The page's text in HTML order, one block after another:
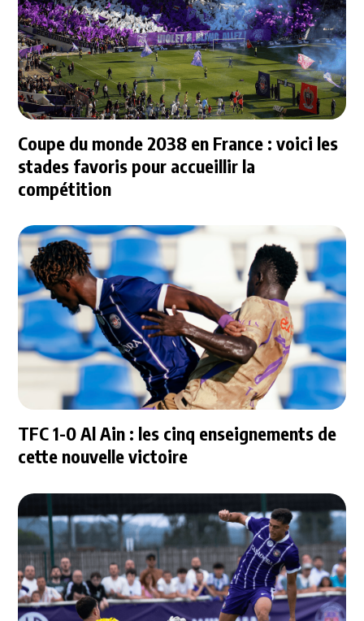
Coupe du monde 2038 en France : voici les
stades favoris pour accueillir la
compétition
TFC 1-0 Al Ain : les cinq enseignements de
cette nouvelle victoire